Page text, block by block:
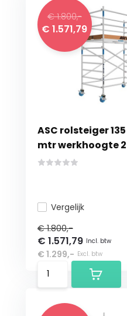
€ 1.800,-
€ 1.571,79
ASC rolsteiger 135
mtr werkhoogte
Vergelijk
€ 1.800,-
€ 1.571,79 Incl. btw
€ 1.299,- Excl. btw